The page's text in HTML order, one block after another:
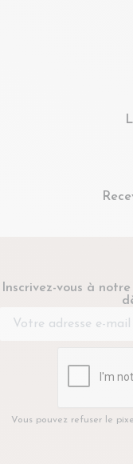
Inscrivez-vous à
Vous pouvez refuser le